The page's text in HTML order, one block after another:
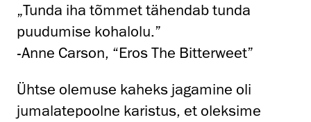
„Tunda iha tõmmet tähendab tunda
puudumise kohalolu.”
-Anne Carson, “Eros The Bitterweet”
Ühtse olemuse kaheks jagamine oli
jumalatepoolne karistus, et oleksime